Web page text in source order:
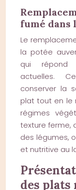
fumé dans
Le
la potée
qui répond
actuelles.
conserver la
plat tout en le
régimes
texture ferme,
des légumes,
et nutritive au
des plats